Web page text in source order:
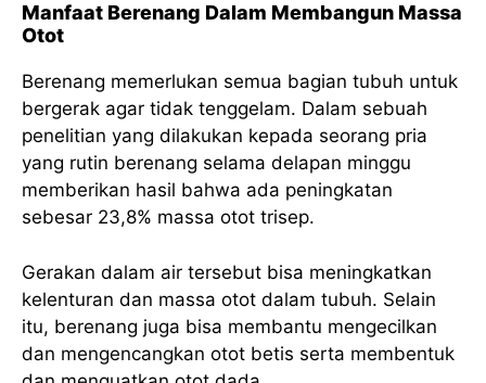
Manfaat Berenang Dalam Membangun Massa
Otot
Berenang memerlukan semua bagian tubuh untuk
bergerak agar tidak tenggelam. Dalam sebuah
penelitian yang dilakukan kepada seorang pria
yang rutin berenang selama delapan minggu
memberikan hasil bahwa ada peningkatan
sebesar 23,8% massa otot trisep.
Gerakan dalam air tersebut bisa meningkatkan
kelenturan dan massa otot dalam tubuh. Selain
itu, berenang juga bisa membantu mengecilkan
dan mengencangkan otot betis serta membentuk